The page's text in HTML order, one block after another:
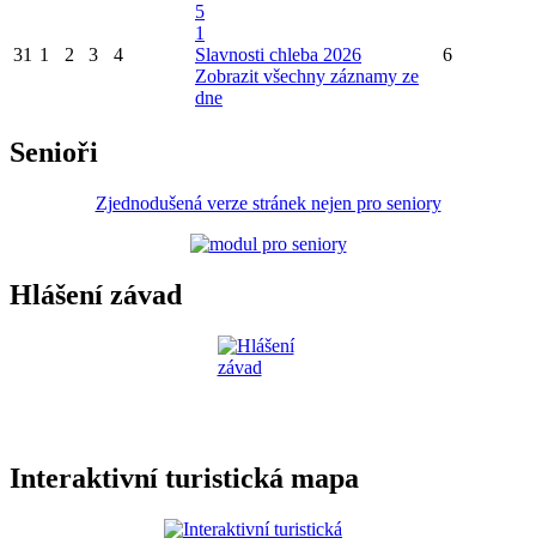
31 1 2 3 4
5
1
Slavnosti chleba 2026
Zobrazit všechny záznamy ze
dne
6
Senioři
Zjednodušená verze stránek nejen pro seniory
Hlášení závad
Interaktivní turistická mapa